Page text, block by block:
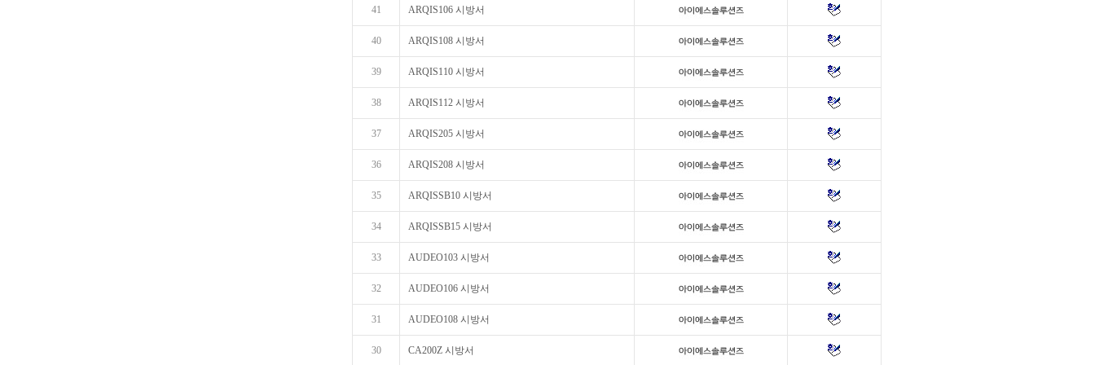
41 ARQIS106 시방서
40 ARQIS108 시방서
39 ARQIS110 시방서
38 ARQIS112 시방서
37 ARQIS205 시방서
36 ARQIS208 시방서
35 ARQISSB10 시방서
34 ARQISSB15 시방서
33 AUDEO103 시방서
32 AUDEO106 시방서
31 AUDEO108 시방서
30 CA200Z 시방서